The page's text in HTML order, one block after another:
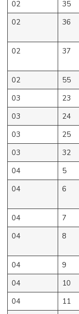
02 35
02
36
02 37
02 55
03
23
03
24
03
25
03
32
04
5
04
6
04 7
04
8
04 9
04
10
04
11